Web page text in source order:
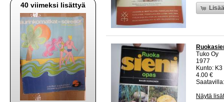
40 viimeksi lisättyä
Tuko Oy
1977
Kunto:
4.00 €
Näytä